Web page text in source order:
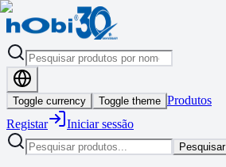
Toggle currency Toggle theme Produtos
Registar
Iniciar sessão
Pesquisar